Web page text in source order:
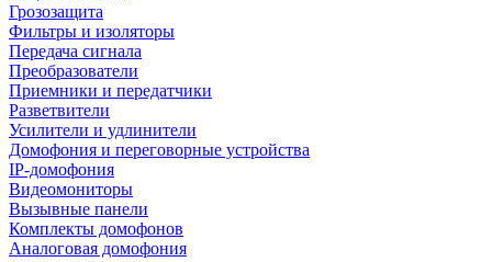
Грозозащита
Фильтры и изоляторы
Передача сигнала
Преобразователи
Приемники и передатчики
Разветвители
Усилители и удлинители
Домофония и переговорные устройства
IP-домофония
Видеомониторы
Вызывные панели
Комплекты домофонов
Аналоговая домофония